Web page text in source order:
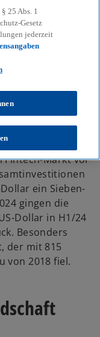
doch neue
könnten
& Resilienz
Investitionen setzt
Fintech-Markt vor
ein Sieben-
gingen die
Dollar in H1/24
Besonders
der mit 815
von 2018 fiel.
25 Abs. 1
Gesetz
jederzeit